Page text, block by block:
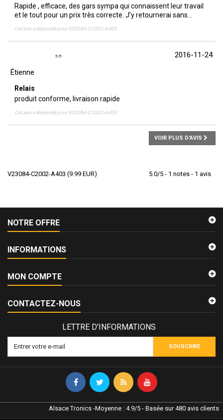
Rapide , efficace, des gars sympa qui connaissent leur travail
et le tout pour un prix très correcte. J’y retournerai sans...
Cet avis a été posté pour V23084-C2002-A403
5/5
2016-11-24
Étienne
Relais
produit conforme, livraison rapide
Cet avis a été posté pour V23084-C2002-A403
VOIR PLUS D'AVIS
V23084-C2002-A403 (9.99 EUR) 5.0/5 - 1 notes - 1 avis
NOTRE OFFRE
INFORMATIONS
MON COMPTE
CONTACTEZ-NOUS
LETTRE D'INFORMATIONS
SOUSCRIRE
Alsace Tronics -Moyenne : 4.9/5 - Basée sur480 avis clients